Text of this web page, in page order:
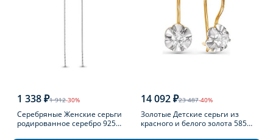
1 338 ₽1 912-30%
Серебряные Женские серьги
родированное серебро 925
14 092 ₽23 487-40%
Золотые Детские серьги из
красного и белого золота 585